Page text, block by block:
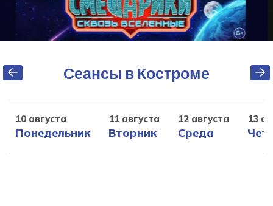
Сеансы в Костроме
10 августа
Понедельник
11 августа
Вторник
12 августа
Среда
13